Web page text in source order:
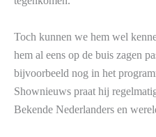
Toch kunnen we hem wel
hem al eens op de buis zagen
bijvoorbeeld nog in het
Shownieuws praat hij
Bekende Nederlanders en